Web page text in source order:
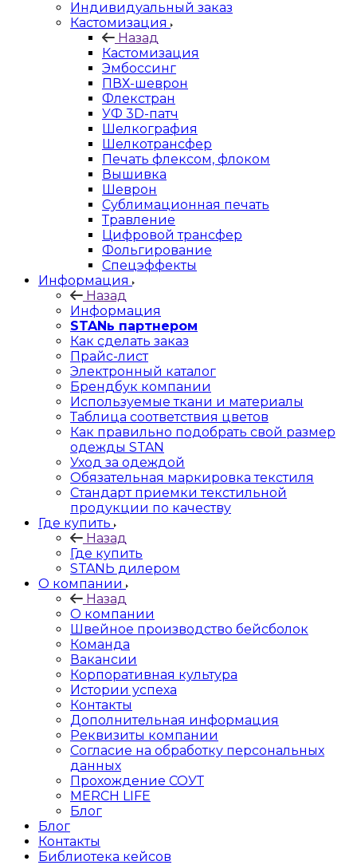
Индивидуальный заказ
Кастомизация
Назад
Кастомизация
Эмбоссинг
ПВХ-шеврон
Флекстран
УФ 3D-патч
Шелкография
Шелкотрансфер
Печать флексом, флоком
Вышивка
Шеврон
Сублимационная печать
Травление
Цифровой трансфер
Фольгирование
Спецэффекты
Информация
Назад
Информация
STANь партнером
Как сделать заказ
Прайс-лист
Электронный каталог
Брендбук компании
Используемые ткани и материалы
Таблица соответствия цветов
Как правильно подобрать свой размер
одежды STAN
Уход за одеждой
Обязательная маркировка текстиля
Стандарт приемки текстильной
продукции по качеству
Где купить
Назад
Где купить
STANЬ дилером
О компании
Назад
О компании
Швейное производство бейсболок
Команда
Вакансии
Корпоративная культура
Истории успеха
Контакты
Дополнительная информация
Реквизиты компании
Согласие на обработку персональных
данных
Прохождение СОУТ
MERCH LIFE
Блог
Блог
Контакты
Библиотека кейсов